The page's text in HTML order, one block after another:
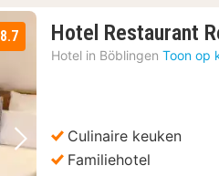
Volgende foto
8.7 Hotel Restaurant
Hotel in Böblingen Toon op
Culinaire keuken
Familiehotel